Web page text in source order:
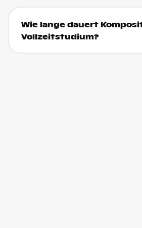
Wie lange dauert
Vollzeitstudium?